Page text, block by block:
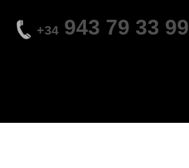
+34 943 79 33 99